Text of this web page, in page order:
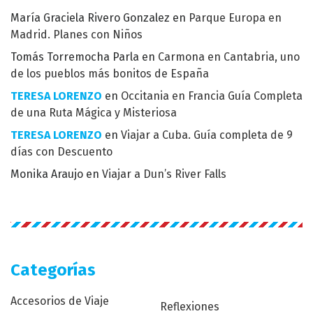
María Graciela Rivero Gonzalez en Parque Europa en
Madrid. Planes con Niños
Tomás Torremocha Parla en Carmona en Cantabria, uno
de los pueblos más bonitos de España
TERESA LORENZO en Occitania en Francia Guía Completa
de una Ruta Mágica y Misteriosa
TERESA LORENZO en Viajar a Cuba. Guía completa de 9
días con Descuento
Monika Araujo en Viajar a Dun’s River Falls
Categorías
Accesorios de Viaje
Reflexiones